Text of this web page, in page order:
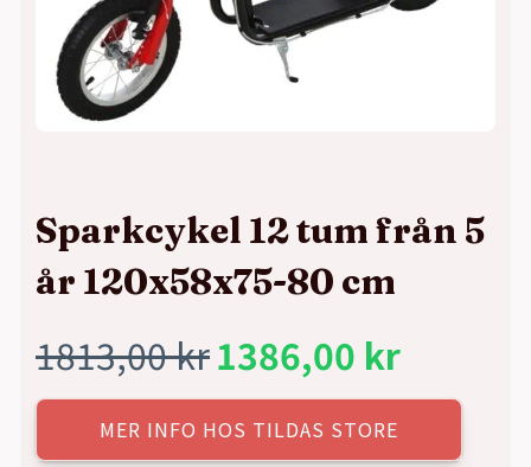
Sparkcykel 12 tum från 5
år 120x58x75-80 cm
1813,00kr
Det
ursprungliga
1386,00 kr
Det
nuvarande
MER INFO HOS TILDAS STORE